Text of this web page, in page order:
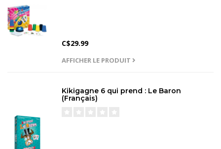
C$29.99
AFFICHER LE PRODUIT
Kikigagne 6 qui prend : Le Baron
(Français)